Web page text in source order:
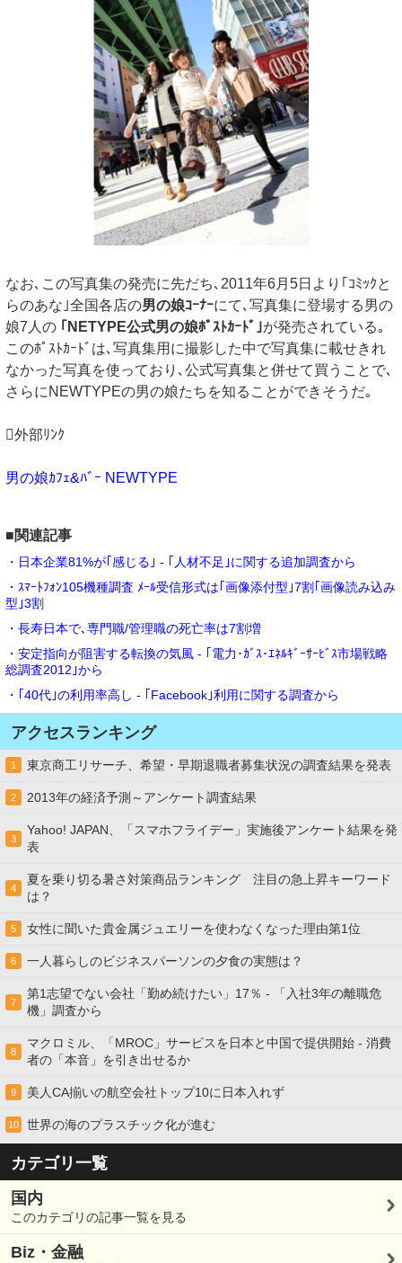
なお､この写真集の発売に先だち､2011年6月5日より｢ｺﾐｯｸと
らのあな｣全国各店の男の娘ｺｰﾅｰにて､写真集に登場する男の
娘7人の ｢NETYPE公式男の娘ﾎﾟｽﾄｶｰﾄﾞ｣ が発売されている｡
このﾎﾟｽﾄｶｰﾄﾞは､写真集用に撮影した中で写真集に載せきれ
なかった写真を使っており､公式写真集と併せて買うことで､
さらにNEWTYPEの男の娘たちを知ることができそうだ｡
外部ﾘﾝｸ
男の娘ｶﾌｪ&ﾊﾞｰ NEWTYPE
■関連記事
・日本企業81%が｢感じる｣ - ｢人材不足｣に関する追加調査から
・ｽﾏｰﾄﾌｫﾝ105機種調査 ﾒｰﾙ受信形式は｢画像添付型｣7割｢画像読み込み
型｣3割
・長寿日本で､専門職/管理職の死亡率は7割増
・安定指向が阻害する転換の気風 - ｢電力･ｶﾞｽ･ｴﾈﾙｷﾞｰｻｰﾋﾞｽ市場戦略
総調査2012｣から
・｢40代｣の利用率高し - ｢Facebook｣利用に関する調査から
アクセスランキング
1 東京商工リサーチ、希望・早期退職者募集状況の調査結果を発表
2 2013年の経済予測～アンケート調査結果
3
Yahoo! JAPAN、「スマホフライデー」実施後アンケート結果を発
表
4
夏を乗り切る暑さ対策商品ランキング 注目の急上昇キーワード
は？
5 女性に聞いた貴金属ジュエリーを使わなくなった理由第1位
6 一人暮らしのビジネスパーソンの夕食の実態は？
7
第1志望でない会社「勤め続けたい」17％ - 「入社3年の離職危
機」調査から
8
マクロミル、「MROC」サービスを日本と中国で提供開始 - 消費
者の「本音」を引き出せるか
9 美人CA揃いの航空会社トップ10に日本入れず
10 世界の海のプラスチック化が進む
カテゴリ一覧
国内
このカテゴリの記事一覧を見る
Biz・金融